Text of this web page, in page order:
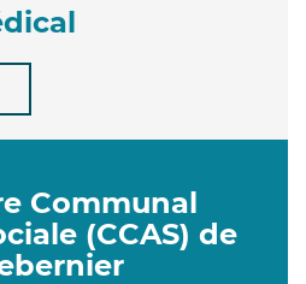
Communal
(CCAS) de